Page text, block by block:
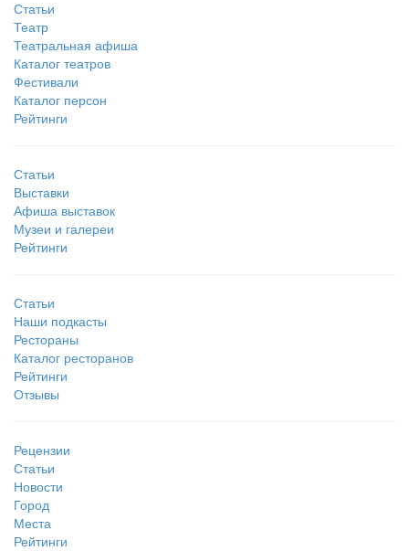
Статьи
Театр
Театральная афиша
Каталог театров
Фестивали
Каталог персон
Рейтинги
Статьи
Выставки
Афиша выставок
Музеи и галереи
Рейтинги
Статьи
Наши подкасты
Рестораны
Каталог ресторанов
Рейтинги
Отзывы
Рецензии
Статьи
Новости
Город
Места
Рейтинги